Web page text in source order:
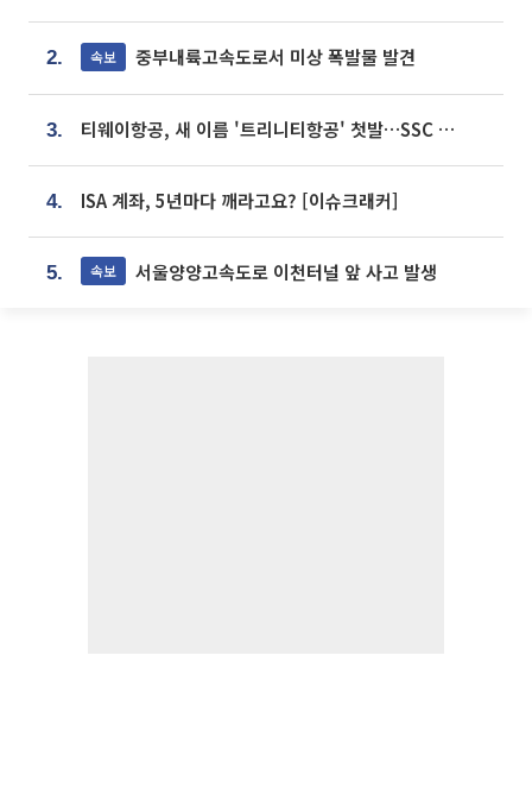
2. 속보 중부내륙고속도로서 미상 폭발물 발견
3. 티웨이항공, 새 이름 '트리니티항공' 첫발…SSC 전략 본격화
4. ISA 계좌, 5년마다 깨라고요? [이슈크래커]
5. 속보 서울양양고속도로 이천터널 앞 사고 발생